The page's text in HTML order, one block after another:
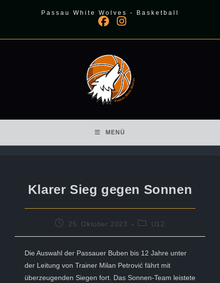
Passau White Wolves - Basketball
MENÜ
Klarer Sieg gegen Sonnen
Beitrag25. Oktober 2023
Beitrags-
U12
Die Auswahl der Passauer Buben bis 12 Jahre unter
der Leitung von Trainer Milan Petrović fährt mit
überzeugenden Siegen fort. Das Sonnen-Team leistete